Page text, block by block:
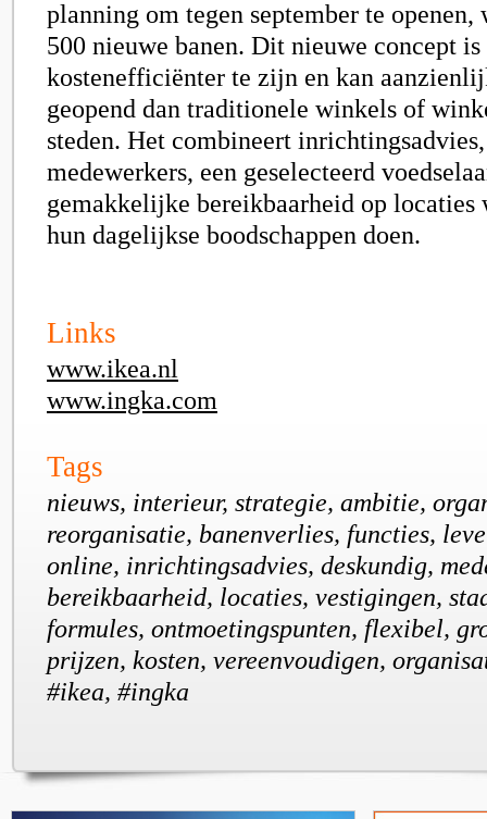
planning om tegen september te
500 nieuwe banen. Dit nieuwe concept
kostenefficiënter te zijn en kan
geopend dan traditionele winkels of
steden. Het combineert
medewerkers, een geselecteerd
gemakkelijke bereikbaarheid op locaties
hun dagelijkse boodschappen doen.
Links
www.ikea.nl
www.ingka.com
Tags
nieuws, interieur, strategie, ambitie,
reorganisatie, banenverlies, functies,
online, inrichtingsadvies, deskundig,
bereikbaarheid, locaties, vestigingen,
formules, ontmoetingspunten, flexibel,
prijzen, kosten, vereenvoudigen,
#ikea, #ingka